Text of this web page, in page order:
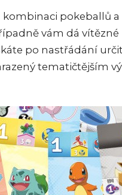
pokeballů
vám dá
po nastřádání
tematičtějším